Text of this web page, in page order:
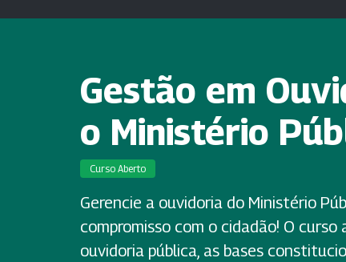
Gestão em
o Ministério
Curso Aberto
Gerencie a ouvidoria do Ministério
compromisso com o cidadão! O
ouvidoria pública, as bases